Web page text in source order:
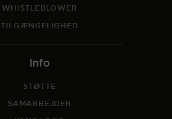
WHISTLEBLOWER
TILGÆNGELIGHED
Info
STØTTE
SAMARBEJDER